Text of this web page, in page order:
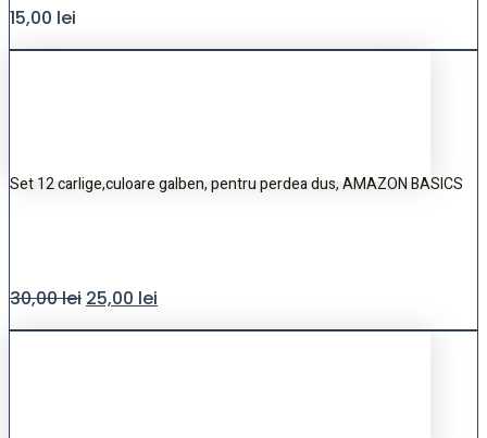
15,00 lei
Set 12 carlige,culoare galben, pentru perdea dus, AMAZON BASICS
30,00lei 25,00 lei